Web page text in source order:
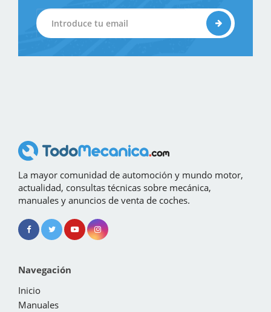
La mayor comunidad de automoción y mundo motor,
actualidad, consultas técnicas sobre mecánica,
manuales y anuncios de venta de coches.
Navegación
Inicio
Manuales